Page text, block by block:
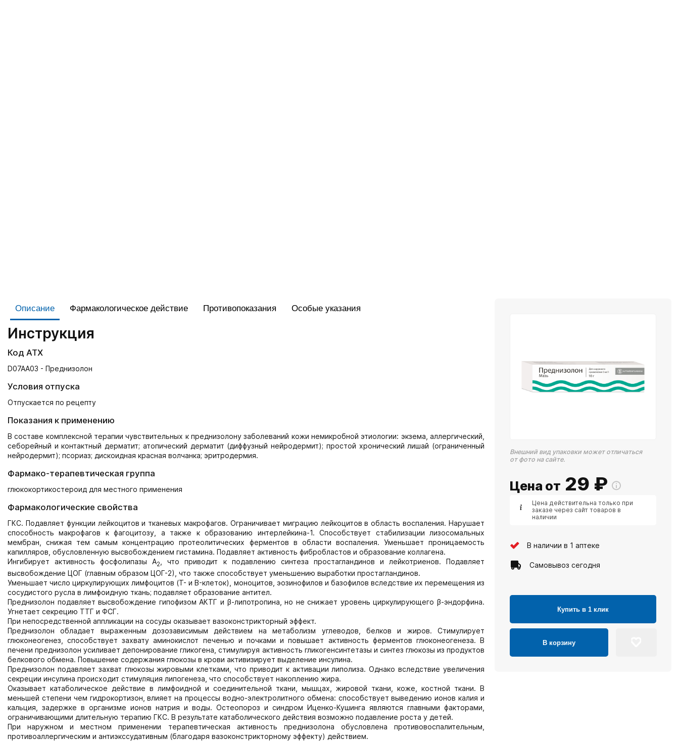
Описание Фармакологическое действие Противопоказания Особые указания
Инструкция
Код АТХ
D07AA03 - Преднизолон
Условия отпуска
Отпускается по рецепту
Показания к применению
В составе комплексной терапии чувствительных к преднизолону заболеваний кожи немикробной этиологии: экзема, аллергический,
себорейный и контактный дерматит; атопический дерматит (диффузный нейродермит); простой хронический лишай (ограниченный
нейродермит); псориаз; дискоидная красная волчанка; эритродермия.
Фармако-терапевтическая группа
глюкокортикостероид для местного применения
Фармакологические свойства
ГКС. Подавляет функции лейкоцитов и тканевых макрофагов. Ограничивает миграцию лейкоцитов в область воспаления. Нарушает
способность макрофагов к фагоцитозу, а также к образованию интерлейкина-1. Способствует стабилизации лизосомальных
мембран, снижая тем самым концентрацию протеолитических ферментов в области воспаления. Уменьшает проницаемость
капилляров, обусловленную высвобождением гистамина. Подавляет активность фибробластов и образование коллагена.
Ингибирует активность фосфолипазы А2
, что приводит к подавлению синтеза простагландинов и лейкотриенов. Подавляет
высвобождение ЦОГ (главным образом ЦОГ-2), что также способствует уменьшению выработки простагландинов.
Уменьшает число циркулирующих лимфоцитов (T- и B-клеток), моноцитов, эозинофилов и базофилов вследствие их перемещения из
сосудистого русла в лимфоидную ткань; подавляет образование антител.
Преднизолон подавляет высвобождение гипофизом АКТГ и β-липотропина, но не снижает уровень циркулирующего β-эндорфина.
Угнетает секрецию ТТГ и ФСГ.
При непосредственной аппликации на сосуды оказывает вазоконстрикторный эффект.
Преднизолон обладает выраженным дозозависимым действием на метаболизм углеводов, белков и жиров. Стимулирует
глюконеогенез, способствует захвату аминокислот печенью и почками и повышает активность ферментов глюконеогенеза. В
печени преднизолон усиливает депонирование гликогена, стимулируя активность гликогенсинтетазы и синтез глюкозы из продуктов
белкового обмена. Повышение содержания глюкозы в крови активизирует выделение инсулина.
Преднизолон подавляет захват глюкозы жировыми клетками, что приводит к активации липолиза. Однако вследствие увеличения
секреции инсулина происходит стимуляция липогенеза, что способствует накоплению жира.
Оказывает катаболическое действие в лимфоидной и соединительной ткани, мышцах, жировой ткани, коже, костной ткани. В
меньшей степени чем гидрокортизон, влияет на процессы водно-электролитного обмена: способствует выведению ионов калия и
кальция, задержке в организме ионов натрия и воды. Остеопороз и синдром Иценко-Кушинга являются главными факторами,
ограничивающими длительную терапию ГКС. В результате катаболического действия возможно подавление роста у детей.
При наружном и местном применении терапевтическая активность преднизолона обусловлена противовоспалительным,
противоаллергическим и антиэкссудативным (благодаря вазоконстрикторному эффекту) действием.
Внешний вид упаковки может отличаться
от фото на сайте.
Цена от 29 ₽
Цена действительна только при
заказе через сайт товаров в
наличии
В наличии в 1 аптеке
Самовывоз сегодня
Купить в 1 клик
В корзину